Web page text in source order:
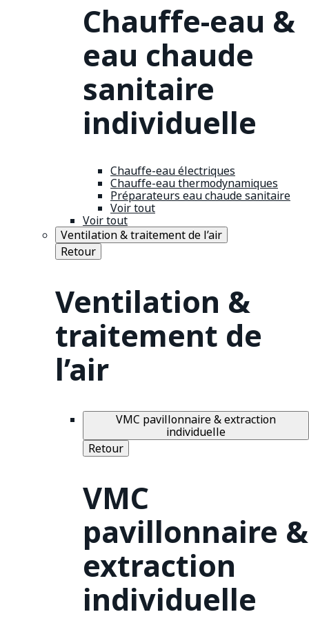
Chauffe-eau &
eau chaude
sanitaire
individuelle
Chauffe-eau électriques
Chauffe-eau thermodynamiques
Préparateurs eau chaude sanitaire
Voir tout
Voir tout
Ventilation & traitement de l’air
Retour
Ventilation &
traitement de
l’air
VMC pavillonnaire & extraction
individuelle
Retour
VMC
pavillonnaire &
extraction
individuelle